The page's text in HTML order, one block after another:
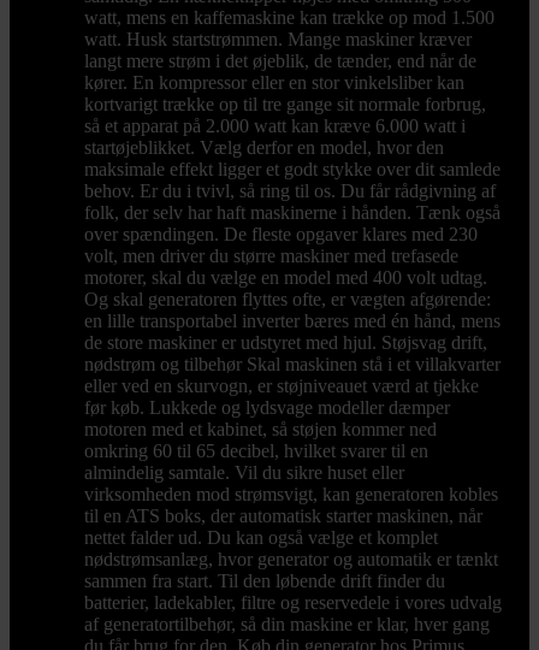
watt, mens en kaffemaskine kan trække op mod 1.500
watt. Husk startstrømmen. Mange maskiner kræver
langt mere strøm i det øjeblik, de tænder, end når de
kører. En kompressor eller en stor vinkelsliber kan
kortvarigt trække op til tre gange sit normale forbrug,
så et apparat på 2.000 watt kan kræve 6.000 watt i
startøjeblikket. Vælg derfor en model, hvor den
maksimale effekt ligger et godt stykke over dit samlede
behov. Er du i tvivl, så ring til os. Du får rådgivning af
folk, der selv har haft maskinerne i hånden. Tænk også
over spændingen. De fleste opgaver klares med 230
volt, men driver du større maskiner med trefasede
motorer, skal du vælge en model med 400 volt udtag.
Og skal generatoren flyttes ofte, er vægten afgørende:
en lille transportabel inverter bæres med én hånd, mens
de store maskiner er udstyret med hjul. Støjsvag drift,
nødstrøm og tilbehør Skal maskinen stå i et villakvarter
eller ved en skurvogn, er støjniveauet værd at tjekke
før køb. Lukkede og lydsvage modeller dæmper
motoren med et kabinet, så støjen kommer ned
omkring 60 til 65 decibel, hvilket svarer til en
almindelig samtale. Vil du sikre huset eller
virksomheden mod strømsvigt, kan generatoren kobles
til en ATS boks, der automatisk starter maskinen, når
nettet falder ud. Du kan også vælge et komplet
nødstrømsanlæg, hvor generator og automatik er tænkt
sammen fra start. Til den løbende drift finder du
batterier, ladekabler, filtre og reservedele i vores udvalg
af generatortilbehør, så din maskine er klar, hver gang